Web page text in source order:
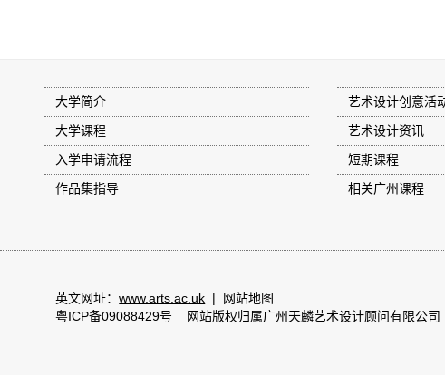
大学简介
大学课程
入学申请流程
作品集指导
艺术设计创意活
艺术设计资讯
短期课程
相关广州课程
英文网址：www.arts.ac.uk |
网站地图
粤ICP备09088429号 网站版权归属广州天麟艺术设计顾问有限公司